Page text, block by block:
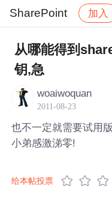
SharePoint 加入
社区 SharePoint
从哪能得到
钥,急
woaiwoquan
2011-08-23
也不一定就需要试用
小弟感激涕零!
给本帖投票